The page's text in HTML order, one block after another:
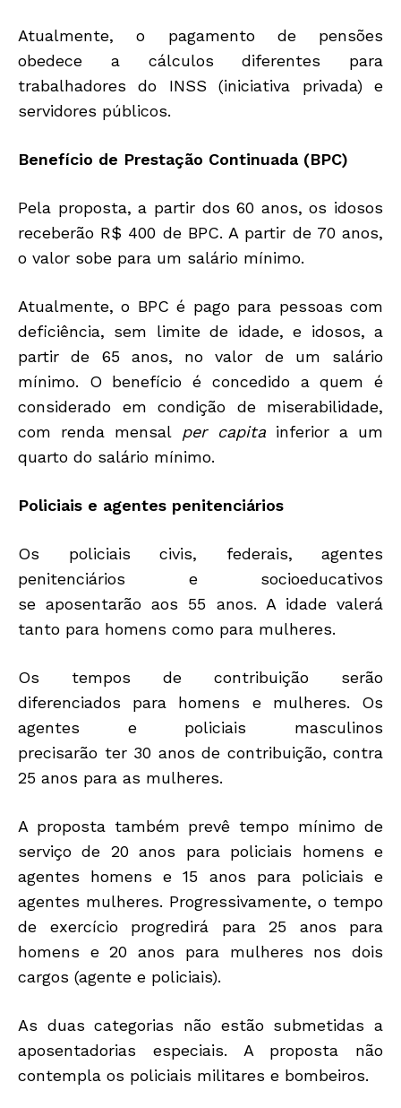
Atualmente, o pagamento de pensões
obedece a cálculos diferentes para
trabalhadores do INSS (iniciativa privada) e
servidores públicos.
Benefício de Prestação Continuada (BPC)
Pela proposta, a partir dos 60 anos, os idosos
receberão R$ 400 de BPC. A partir de 70 anos,
o valor sobe para um salário mínimo.
Atualmente, o BPC é pago para pessoas com
deficiência, sem limite de idade, e idosos, a
partir de 65 anos, no valor de um salário
mínimo. O benefício é concedido a quem é
considerado em condição de miserabilidade,
com renda mensal per capita inferior a um
quarto do salário mínimo.
Policiais e agentes penitenciários
Os policiais civis, federais, agentes
penitenciários e socioeducativos
se aposentarão aos 55 anos. A idade valerá
tanto para homens como para mulheres.
Os tempos de contribuição serão
diferenciados para homens e mulheres. Os
agentes e policiais masculinos
precisarão ter 30 anos de contribuição, contra
25 anos para as mulheres.
A proposta também prevê tempo mínimo de
serviço de 20 anos para policiais homens e
agentes homens e 15 anos para policiais e
agentes mulheres. Progressivamente, o tempo
de exercício progredirá para 25 anos para
homens e 20 anos para mulheres nos dois
cargos (agente e policiais).
As duas categorias não estão submetidas a
aposentadorias especiais. A proposta não
contempla os policiais militares e bombeiros.